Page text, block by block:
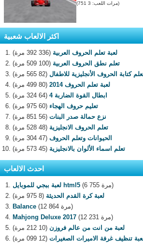
(مرات اللعب: 3 751)
اكثر الالعاب شعبية
لعبة تعلم الحروف العربية (336 392 مرة)
تعلم نطق الحروف العربية (100 509 مرة)
كتابة الحروف الأنجليزية للاطفال (82 565 مرة)
لعبة تعلم الحروف 2014
(80 499 مرة)
ابطال القوة الضاربة 4
(64 324 مرة)
تعليم حروف الهجاء (60 975 مرة)
نزع حمالة صدر البنات (56 851 مرة)
تعلم الحروف الانجليزية (48 528 مرة)
الحيوانات وتعلم الحروف (47 304 مرة)
تعلم اسماء الألوان بالانجليزية (45 573 مرة)
احدث الالعاب
لعبة ببجي للموبايل html5
(6 755 مرة)
لعبة كرة القدم الحديثة (8 975 مرة)
Balance
(12 864 مرة)
Mahjong Deluxe 2017
(12 231 مرة)
لعبة من انت من عالم فروزن (10 212 مرة)
تنظيف غرفة الاميرات الصغيرات (12 099 مرة)